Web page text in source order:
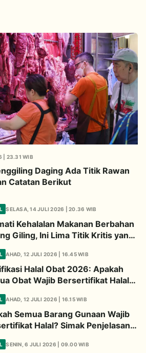
| 23.31 WIB
Daging Ada Titik Rawan
Catatan Berikut
SELASA, 14 JULI 2026 | 20.36 WIB
Kehalalan Makanan Berbahan
Giling, Ini Lima Titik Kritis yang
Diperhatikan
AHAD, 12 JULI 2026 | 16.45 WIB
Halal Obat 2026: Apakah
Obat Wajib Bersertifikat Halal?
Penjelasannya
AHAD, 12 JULI 2026 | 16.15 WIB
Semua Barang Gunaan Wajib
Halal? Simak Penjelasan
SENIN, 6 JULI 2026 | 09.00 WIB